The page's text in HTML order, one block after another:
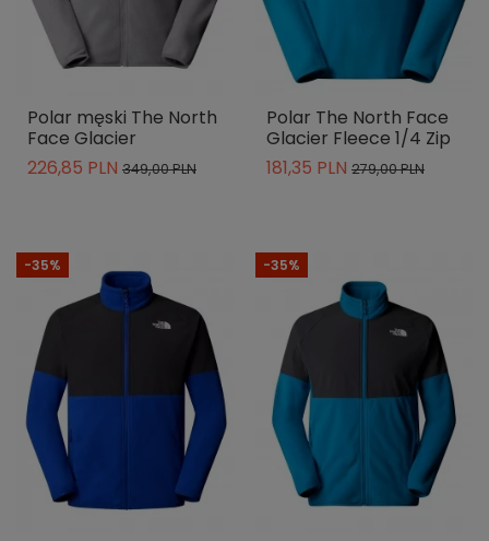
Polar męski The North
Face Glacier
226,85 PLN 349,00 PLN
Polar The North Face
Glacier Fleece 1/4 Zip
181,35 PLN 279,00 PLN
-35% -35%